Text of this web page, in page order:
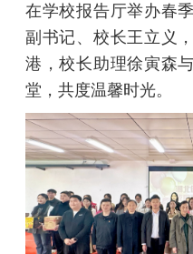
在学校报告厅举办春
副书记、校长王立义
港，校长助理徐寅森
堂，共度温馨时光。